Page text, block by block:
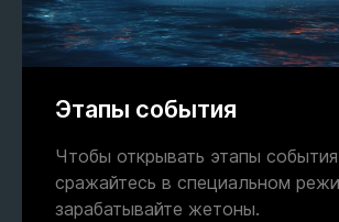
Этапы события
Чтобы открывать этапы
сражайтесь в специальном
зарабатывайте жетоны.